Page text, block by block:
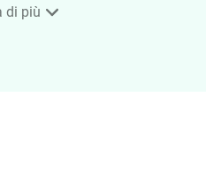
di più